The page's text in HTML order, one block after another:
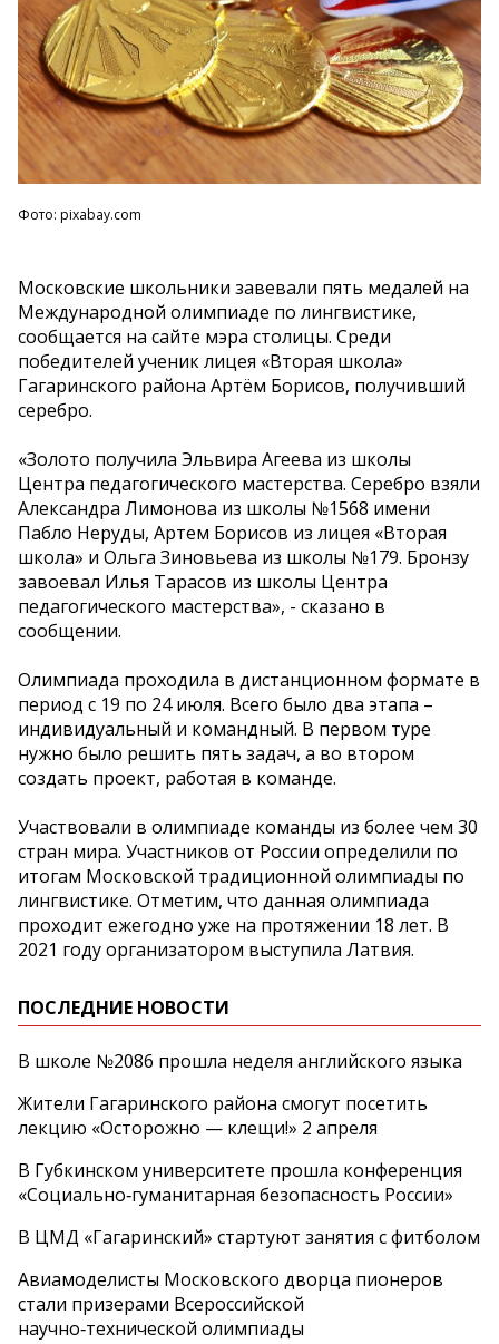
Фото: pixabay.com
Московские школьники завевали пять медалей на
Международной олимпиаде по лингвистике,
сообщается на сайте мэра столицы. Среди
победителей ученик лицея «Вторая школа»
Гагаринского района Артём Борисов, получивший
серебро.
«Золото получила Эльвира Агеева из школы
Центра педагогического мастерства. Серебро взяли
Александра Лимонова из школы №1568 имени
Пабло Неруды, Артем Борисов из лицея «Вторая
школа» и Ольга Зиновьева из школы №179. Бронзу
завоевал Илья Тарасов из школы Центра
педагогического мастерства», - сказано в
сообщении.
Олимпиада проходила в дистанционном формате в
период с 19 по 24 июля. Всего было два этапа –
индивидуальный и командный. В первом туре
нужно было решить пять задач, а во втором
создать проект, работая в команде.
Участвовали в олимпиаде команды из более чем 30
стран мира. Участников от России определили по
итогам Московской традиционной олимпиады по
лингвистике. Отметим, что данная олимпиада
проходит ежегодно уже на протяжении 18 лет. В
2021 году организатором выступила Латвия.
ПОСЛЕДНИЕ НОВОСТИ
В школе №2086 прошла неделя английского языка
Жители Гагаринского района смогут посетить
лекцию «Осторожно — клещи!» 2 апреля
В Губкинском университете прошла конференция
«Социально‑гуманитарная безопасность России»
В ЦМД «Гагаринский» стартуют занятия с фитболом
Авиамоделисты Московского дворца пионеров
стали призерами Всероссийской
научно‑технической олимпиады